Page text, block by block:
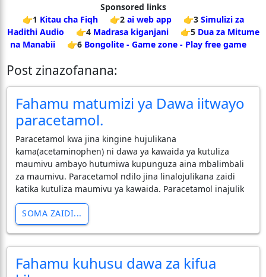
Sponsored links
👉1 Kitau cha Fiqh 👉2 ai web app 👉3 Simulizi za
Hadithi Audio
👉4 Madrasa kiganjani 👉5 Dua za Mitume
na Manabii
👉6 Bongolite - Game zone - Play free game
Post zinazofanana:
Fahamu matumizi ya Dawa iitwayo
paracetamol.
Paracetamol kwa jina kingine hujulikana
kama(acetaminophen) ni dawa ya kawaida ya kutuliza
maumivu ambayo hutumiwa kupunguza aina mbalimbali
za maumivu. Paracetamol ndilo jina linalojulikana zaidi
katika kutuliza maumivu ya kawaida. Paracetamol inajulik
SOMA ZAIDI...
Fahamu kuhusu dawa za kifua